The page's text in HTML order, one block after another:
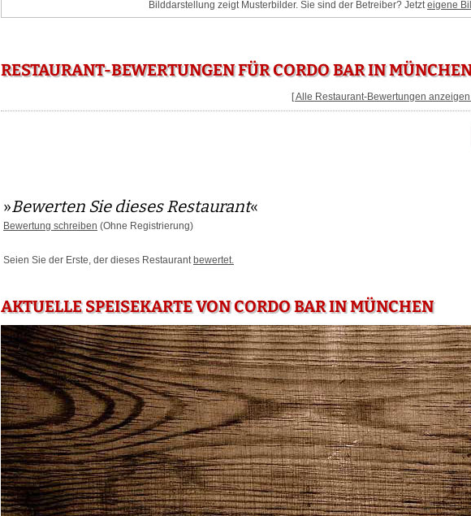
Bilddarstellung zeigt Musterbilder. Sie sind der Betreiber? Jetzteigene
RESTAURANT-BEWERTUNGEN FÜR CORDO BAR IN
[ Alle Restaurant-Bewertungen anzeigen
»Bewerten Sie dieses Restaurant«
Bewertung schreiben (Ohne Registrierung)
Seien Sie der Erste, der dieses Restaurant bewertet.
AKTUELLE SPEISEKARTE VON CORDO BAR IN MÜNCHEN